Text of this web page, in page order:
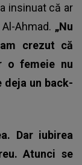
insinuat că ar
Ahmad. „Nu
crezut că
o femeie nu
deja un back-
Dar iubirea
Atunci se